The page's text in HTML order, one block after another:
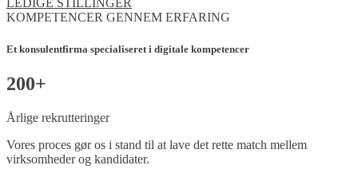
LEDIGE STILLINGER
KOMPETENCER GENNEM ERFARING
Et konsulentfirma specialiseret i digitale kompetencer
200+
Årlige rekrutteringer
Vores proces gør os i stand til at lave det rette match mellem
virksomheder og kandidater.